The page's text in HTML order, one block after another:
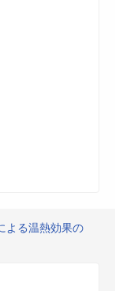
よる温熱効果の